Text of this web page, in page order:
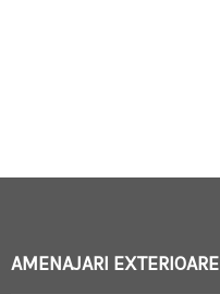
AMENAJARI EXTERIOARE